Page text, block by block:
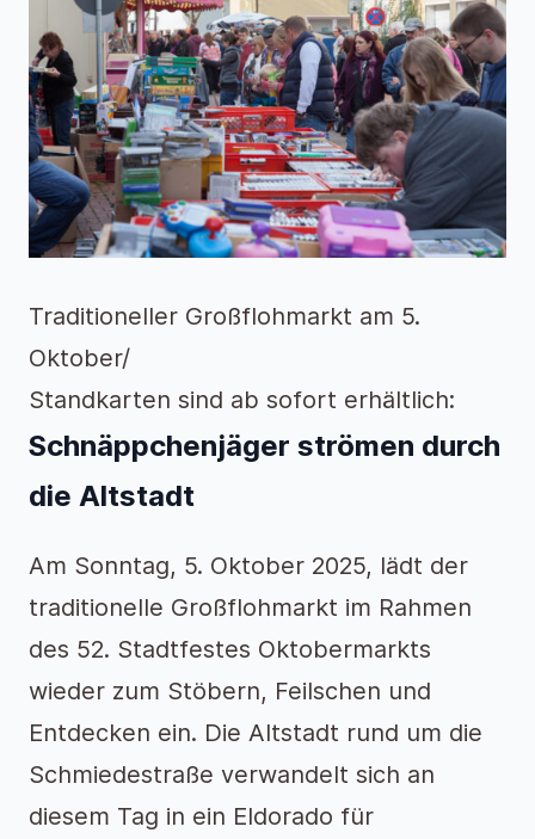
Traditioneller Großflohmarkt am 5.
Oktober/
Standkarten sind ab sofort erhältlich:
Schnäppchenjäger strömen durch
die Altstadt
Am Sonntag, 5. Oktober 2025, lädt der
traditionelle Großflohmarkt im Rahmen
des 52. Stadtfestes Oktobermarkts
wieder zum Stöbern, Feilschen und
Entdecken ein. Die Altstadt rund um die
Schmiedestraße verwandelt sich an
diesem Tag in ein Eldorado für